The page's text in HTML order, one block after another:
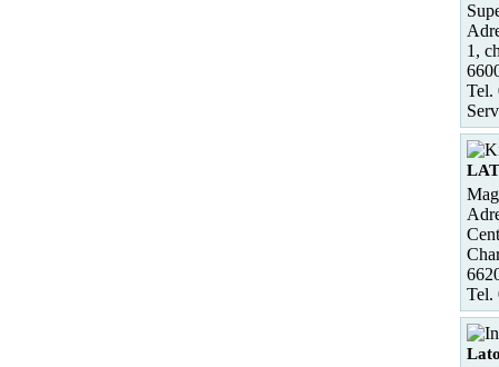
1,
Tel.
Tel.